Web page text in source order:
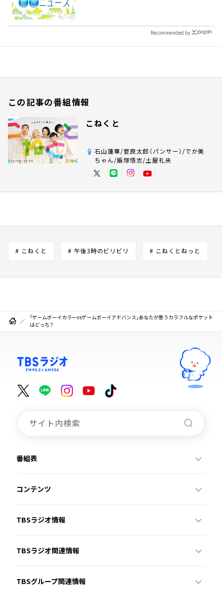
Recommended by
この記事の番組情報
こねくと
石山蓮華/菅良太郎（パンサー）/でか美
ちゃん/飯塚悟志/土屋礼央
# こねくと # 午後3時のビリビリ # こねくとねっと
「ゲームボーイカラーvsゲームボーイアドバンス」あなたが思うカラフルなポケット
はどっち？
番組表
コンテンツ
TBSラジオ情報
TBSラジオ関連情報
TBSグループ関連情報